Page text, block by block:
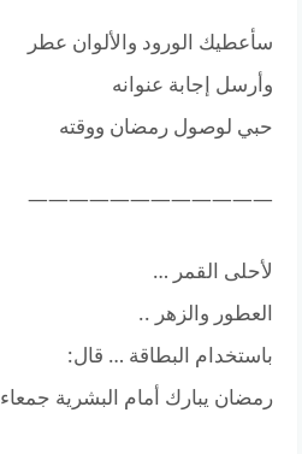
سأعطيك الورود والألوان عطر
وأرسل إجابة عنوانه
حبي لوصول رمضان ووقته
————————————
لأحلى القمر …
العطور والزهر ..
باستخدام البطاقة … قال:
رمضان يبارك أمام البشرية جمعاء